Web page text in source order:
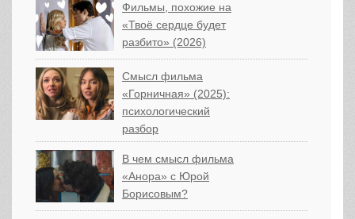
Фильмы, похожие на
«Твоё сердце будет
разбито» (2026)
Смысл фильма
«Горничная» (2025):
психологический
разбор
В чем смысл фильма
«Анора» с Юрой
Борисовым?